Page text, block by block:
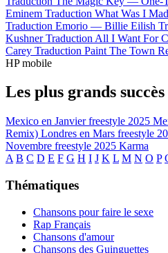
Eminem Traduction What Was I
Traduction Emorio — Billie Eilish
Kushner Traduction All I Want For
Carey Traduction Paint The Town
HP mobile
Les plus grands
Mexico en Janvier freestyle 2025
Remix) Londres en Mars freestyle
Novembre freestyle 2025 Karma
A B C D E F G H I J K L M N O P
Thématiques
Chansons pour faire le sexe
Rap Français
Chansons d'amour
Chansons des Guinguettes